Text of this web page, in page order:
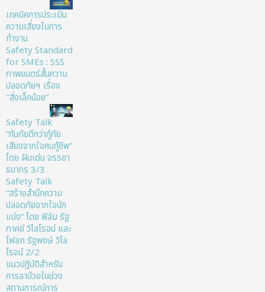
เทคนิคการประเมิน
ความเสี่ยงในการ
ทำงาน
Safety Standard
for SMEs : SSS
ภาพยนตร์สั้นความ
ปลอดภัยฯ เรื่อง
"สิ่งเล็กน้อย"
Safety Talk
“กันภัยดีกว่ากู้ภัย
เสียงจากใจคนกู้ชีพ”
โดย ฝันเด่น จรรยา
ธนากร 3/3
Safety Talk
“สร้างสำนึกความ
ปลอดภัยจากใจนัก
แข่ง” โดย ฟิล์ม รัฐ
ภาคย์ วิไลโรจน์ และ
โฟลท รัฐพงษ์ วิไล
โรจน์ 2/2
แนวปฏิบัติสำหรับ
การลาป่วยในช่วง
สถานการณ์การ